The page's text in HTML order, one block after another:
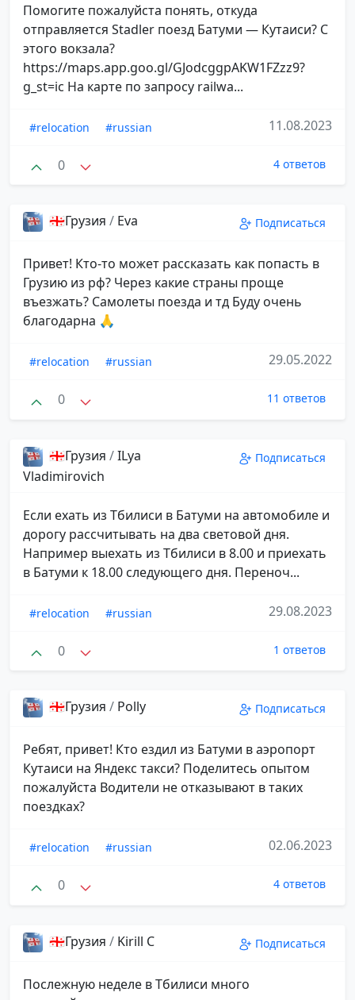
Помогите пожалуйста понять, откуда
отправляется Stadler поезд Батуми — Кутаиси? С
этого вокзала?
https://maps.app.goo.gl/GJodcggpAKW1FZzz9?
g_st=ic На карте по запросу railwa...
#relocation #russian 11.08.2023
0 4 ответов
🇬🇪Грузия / Eva Подписаться
Привет! Кто-то может рассказать как попасть в
Грузию из рф? Через какие страны проще
въезжать? Самолеты поезда и тд Буду очень
благодарна 🙏
#relocation #russian 29.05.2022
0 11 ответов
🇬🇪Грузия /ILya
Vladimirovich
Подписаться
Если ехать из Тбилиси в Батуми на автомобиле и
дорогу рассчитывать на два световой дня.
Например выехать из Тбилиси в 8.00 и приехать
в Батуми к 18.00 следующего дня. Переноч...
#relocation #russian 29.08.2023
0 1 ответов
🇬🇪Грузия / Polly Подписаться
Ребят, привет! Кто ездил из Батуми в аэропорт
Кутаиси на Яндекс такси? Поделитесь опытом
пожалуйста Водители не отказывают в таких
поездках?
#relocation #russian 02.06.2023
0 4 ответов
🇬🇪Грузия / Kirill C Подписаться
Послежную неделе в Тбилиси много